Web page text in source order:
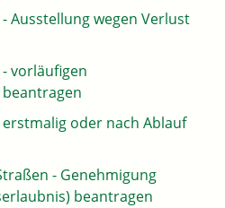
Ausstellung wegen Verlust
vorläufigen
oder nach Ablauf
- Genehmigung
beantragen